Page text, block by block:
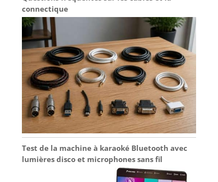
connectique
Test de la machine à karaoké Bluetooth avec
lumières disco et microphones sans fil